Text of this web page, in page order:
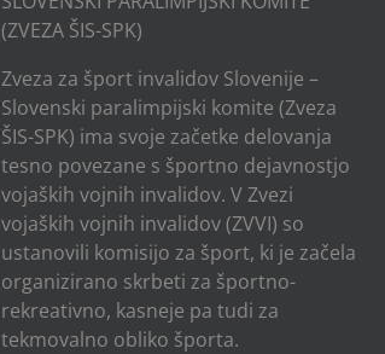
(ZVEZA ŠIS-SPK)
Zveza za šport invalidov Slovenije –
Slovenski paralimpijski komite (Zveza
ŠIS-SPK) ima svoje začetke delovanja
tesno povezane s športno dejavnostjo
vojaških vojnih invalidov. V Zvezi
vojaških vojnih invalidov (ZVVI) so
ustanovili komisijo za šport, ki je začela
organizirano skrbeti za športno-
rekreativno, kasneje pa tudi za
tekmovalno obliko športa.